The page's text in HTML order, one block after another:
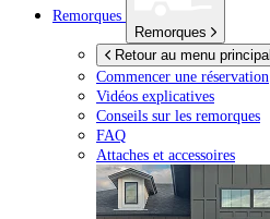
Remorques
Remorques
Retour au menu principal
Commencer une réservation
Vidéos explicatives
Conseils sur les remorques
FAQ
Attaches et accessoires